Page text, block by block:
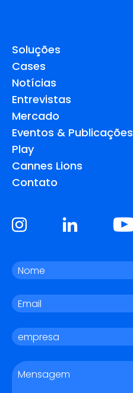
Soluções
Cases
Notícias
Entrevistas
Mercado
Eventos & Publicações
Play
Cannes Lions
Contato